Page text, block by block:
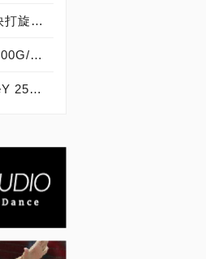
微星MSI Aegis X-026TW快打旋風V同梱版實測開箱，VR電競桌機的頂尖之作！
捉對廝殺：AMD Ryzen 2200G/2400G VS Intel Core i3-8100/i5-8400
「浦科特 PLEXTOR M8PeY 256GB、512GB、1TB」實測開箱，玩家級NVMe型PCIe 3.0 x4 SSD效能實測大作戰！